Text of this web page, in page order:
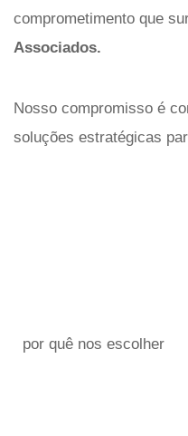
comprometimento que
Associados.
Nosso compromisso é
soluções estratégicas
por quê nos escolher